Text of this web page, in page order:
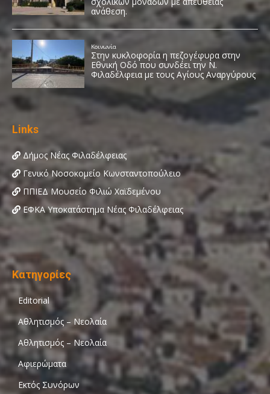
Links
Δήμος Νέας Φιλαδέλφειας
Γενικό Νοσοκομείο Κωνσταντοπούλειο
ΠΠΙΕΔ Μουσείο Φιλιώ Χαϊδεμένου
ΕΦΚΑ Υποκατάστημα Νέας Φιλαδέλφειας
Κατηγορίες
Editorial
Αθλητισμός – Νεολαία
Αθλητισμός – Νεολαία
Αφιερώματα
Εκτός Συνόρων